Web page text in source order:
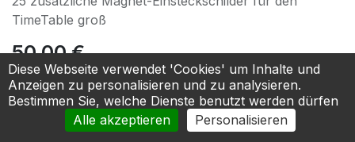
TimeTable groß
50,00€
In den Warenkorb
Zur Anfrage hinzufügen
Diese Webseite verwendet 'Cookies' um Inhalte und
Anzeigen zu personalisieren und zu analysieren.
Bestimmen Sie, welche Dienste benutzt werden dürfen
Alle akzeptieren
Personalisieren